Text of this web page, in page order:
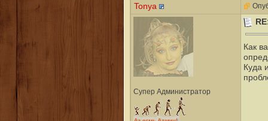
Tonya
Супер Администратор
Как
Куда